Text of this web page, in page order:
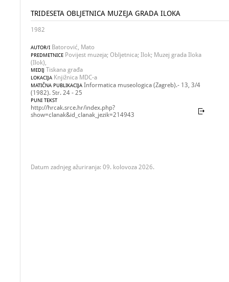
TRIDESETA OBLJETNICA MUZEJA GRADA ILOKA
1982
AUTOR/I Batorović, Mato
PREDMETNICE Povijest muzeja; Obljetnica; Ilok; Muzej grada Iloka
(Ilok),
MEDIJ Tiskana građa
LOKACIJA Knjižnica MDC-a
MATIČNA PUBLIKACIJA Informatica museologica (Zagreb).- 13, 3/4
(1982). Str. 24 - 25
PUNI TEKST
http://hrcak.srce.hr/index.php?
show=clanak&id_clanak_jezik=214943
Datum zadnjeg ažuriranja: 09. kolovoza 2026.